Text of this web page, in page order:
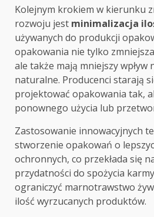
Kolejnym krokiem w kierunku
rozwoju jest minimalizacja
używanych do produkcji
opakowania nie tylko
ale także mają mniejszy wpływ
naturalne. Producenci starają
projektować opakowania tak,
ponownego użycia lub
Zastosowanie innowacyjnych
stworzenie opakowań o
ochronnych, co przekłada się
przydatności do spożycia
ograniczyć marnotrawstwo
ilość wyrzucanych produktów.